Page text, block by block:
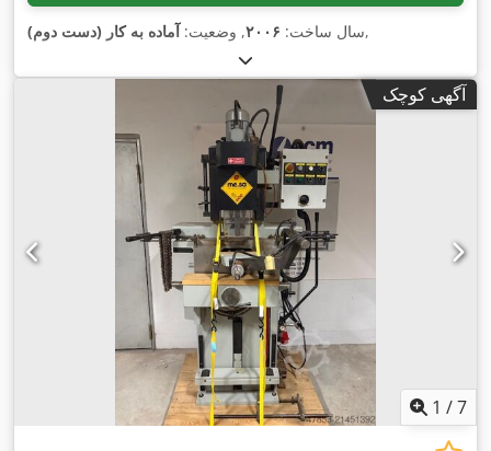
سال ساخت: ۲۰۰۶, وضعیت: آماده به کار (دست دوم) ,
آگهی کوچک
1 /7